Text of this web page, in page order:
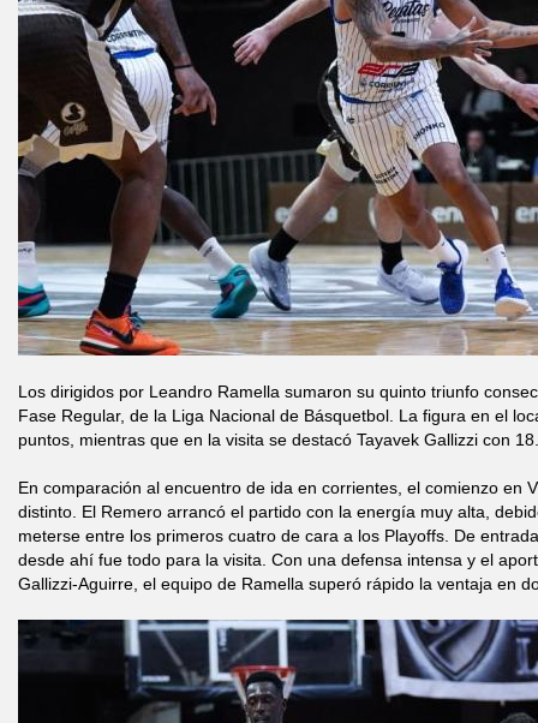
Los dirigidos por Leandro Ramella sumaron su quinto triunfo
Fase Regular, de la Liga Nacional de Básquetbol. La figura en el
puntos, mientras que en la visita se destacó Tayavek Gallizzi con 18.
En comparación al encuentro de ida en corrientes, el comienzo en
distinto. El Remero arrancó el partido con la energía muy alta,
meterse entre los primeros cuatro de cara a los Playoffs. De
desde ahí fue todo para la visita. Con una defensa intensa y el
Gallizzi-Aguirre, el equipo de Ramella superó rápido la ventaja en